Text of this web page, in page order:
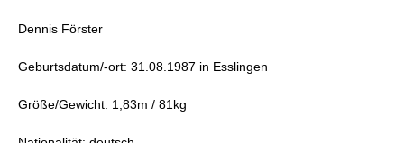
Dennis Förster
Geburtsdatum/-ort: 31.08.1987 in Esslingen
Größe/Gewicht: 1,83m / 81kg